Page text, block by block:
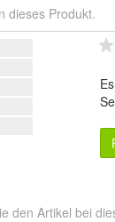
dieses Produkt.
den Artikel bei